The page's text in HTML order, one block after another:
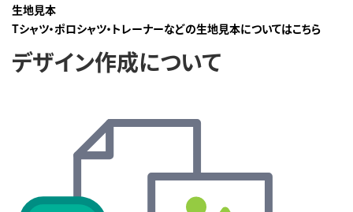
生地見本
Tシャツ・ポロシャツ・トレーナーなどの生地見本についてはこちら
デザイン作成について